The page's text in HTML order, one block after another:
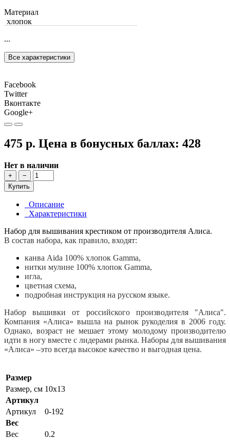
Материал
хлопок
...
Все характеристики
Facebook
Twitter
Вконтакте
Google+
475 р. Цена в бонусных баллах: 428
Нет в наличии
+
−
Купить
Описание
Характеристики
Набор для вышивания крестиком от производителя Алиса.
В состав набора, как правило, входят:
канва Aida 100% хлопок Gamma,
нитки мулине 100% хлопок Gamma,
игла,
цветная схема,
подробная инструкция на русском языке.
Набор вышивки от российского производителя "Алиса".
Компания «Алиса» вышла на рынок рукоделия в 2006 году.
Однако, возраст не мешает этому молодому производителю
идти в ногу вместе с лидерами рынка. Наборы для вышивания
«Алиса» –это всегда высокое качество и выгодная цена.
Размер
Размер, см 10x13
Артикул
Артикул
0-192
Вес
Вес
0.2